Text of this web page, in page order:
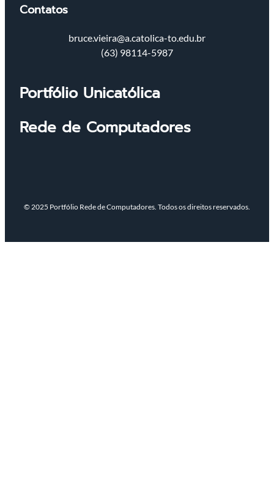
Contatos
bruce.vieira@a.catolica-to.edu.br
(63) 98114-5987
Portfólio Unicatólica
Rede de Computadores
© 2025 Portfólio Rede de Computadores. Todos os direitos reservados.